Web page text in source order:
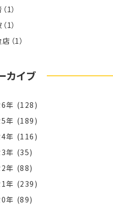
（1）
（1）
店 （1）
カイブ
年 (128)
年 (189)
年 (116)
年 (35)
年 (88)
年 (239)
年 (89)